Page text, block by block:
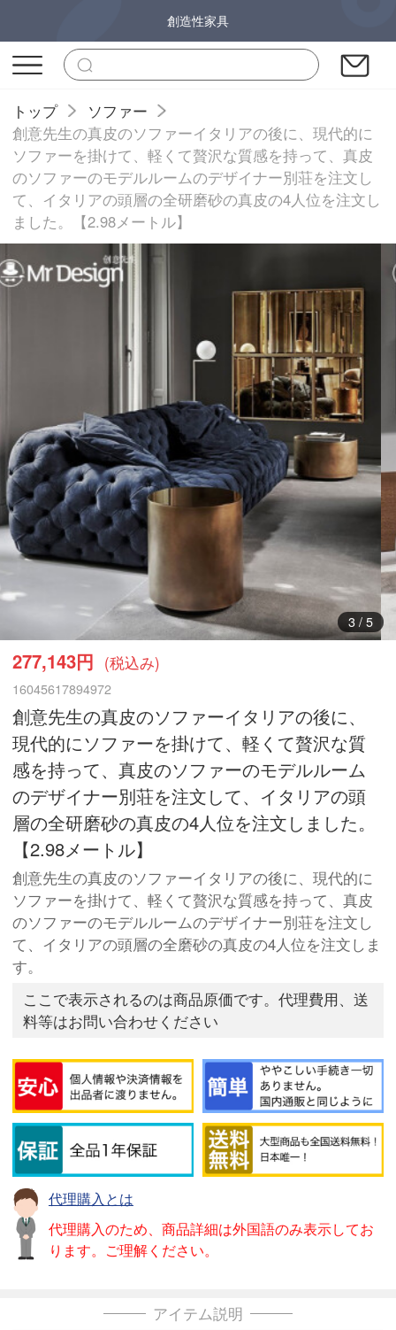
創造性家具
トップ
ソファー
創意先生の真皮のソファーイタリアの後に、現代的に
ソファーを掛けて、軽くて贅沢な質感を持って、真皮
のソファーのモデルルームのデザイナー別荘を注文し
て、イタリアの頭層の全研磨砂の真皮の4人位を注文し
ました。【2.98メートル】
3/ 5
277,143円 (税込み)
16045617894972
創意先生の真皮のソファーイタリアの後に、
現代的にソファーを掛けて、軽くて贅沢な質
感を持って、真皮のソファーのモデルルーム
のデザイナー別荘を注文して、イタリアの頭
層の全研磨砂の真皮の4人位を注文しました。
【2.98メートル】
創意先生の真皮のソファーイタリアの後に、現代的に
ソファーを掛けて、軽くて贅沢な質感を持って、真皮
のソファーのモデルルームのデザイナー別荘を注文し
て、イタリアの頭層の全磨砂の真皮の4人位を注文しま
す。
ここで表示されるのは商品原価です。代理費用、送
料等はお問い合わせください
代理購入とは
代理購入のため、商品詳細は外国語のみ表示してお
ります。ご理解ください。
アイテム説明